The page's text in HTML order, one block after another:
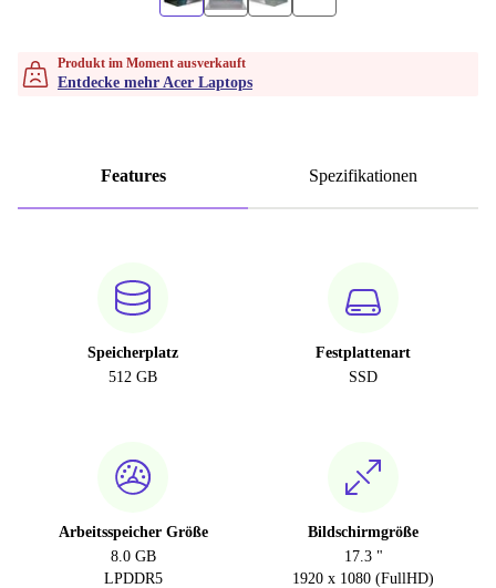
Produkt im Moment ausverkauft
Entdecke mehr Acer Laptops
Features Spezifikationen
Speicherplatz
512 GB
Festplattenart
SSD
Arbeitsspeicher Größe
8.0 GB
LPDDR5
Bildschirmgröße
17.3 "
1920 x 1080 (FullHD)